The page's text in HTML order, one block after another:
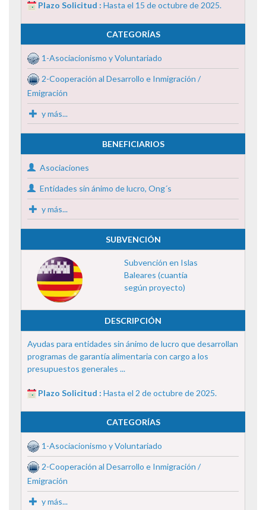
Plazo Solicitud : Hasta el 15 de octubre de 2025.
CATEGORÍAS
1-Asociacionismo y Voluntariado
2-Cooperación al Desarrollo e Inmigración /
Emigración
y más...
BENEFICIARIOS
Asociaciones
Entidades sin ánimo de lucro, Ong´s
y más...
SUBVENCIÓN
Subvención en Islas
Baleares (cuantía
según proyecto)
DESCRIPCIÓN
Ayudas para entidades sin ánimo de lucro que desarrollan
programas de garantía alimentaria con cargo a los
presupuestos generales ...
Plazo Solicitud : Hasta el 2 de octubre de 2025.
CATEGORÍAS
1-Asociacionismo y Voluntariado
2-Cooperación al Desarrollo e Inmigración /
Emigración
y más...